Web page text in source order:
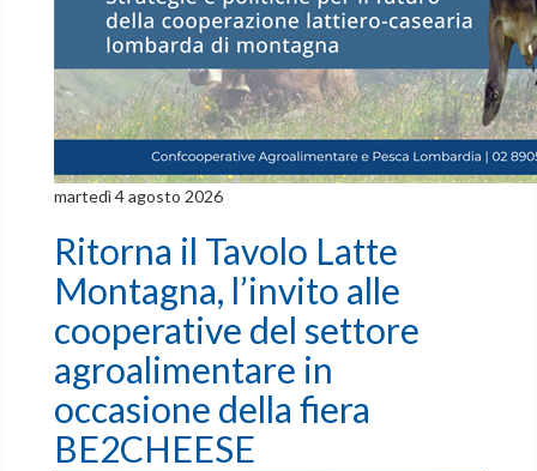
martedì 4 agosto 2026
Ritorna il Tavolo Latte
Montagna, l’invito alle
cooperative del settore
agroalimentare in
occasione della fiera
BE2CHEESE